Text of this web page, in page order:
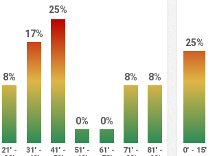
8%
17%
25%
0% 0%
8% 8%
21' -
31' -
41' -
51' -
61' -
71' -
81' -
25%
0' - 15'